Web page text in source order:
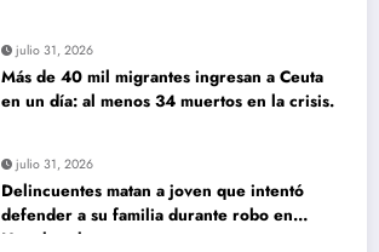
julio 31, 2026
Más de 40 mil migrantes ingresan a Ceuta
en un día: al menos 34 muertos en la crisis.
julio 31, 2026
Delincuentes matan a joven que intentó
defender a su familia durante robo en
Huechuraba